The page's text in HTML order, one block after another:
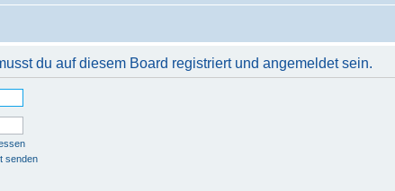
du auf diesem Board registriert und angemeldet sein.
senden